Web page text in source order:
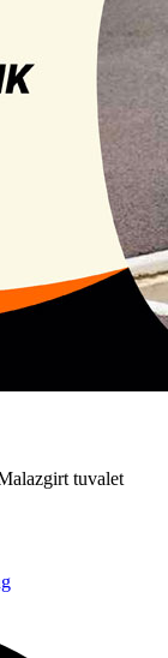
tuvalet